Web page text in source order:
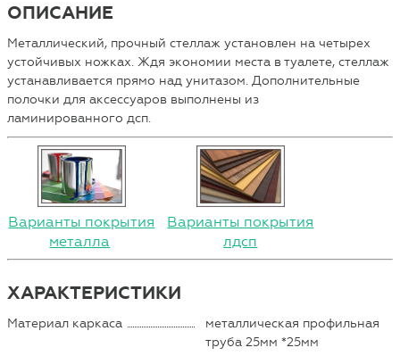
ОПИСАНИЕ
Металлический, прочный стеллаж установлен на четырех
устойчивых ножках. Ждя экономии места в туалете, стеллаж
устанавливается прямо над унитазом. Дополнительные
полочки для аксессуаров выполнены из
ламинированного дсп.
Варианты покрытия
металла
Варианты покрытия
лдсп
ХАРАКТЕРИСТИКИ
Материал каркаса
металлическая профильная
труба 25мм *25мм